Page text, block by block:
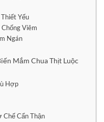
Yếu
Viêm
Ngán
Mắm Chua Thịt Luộc
Hợp
Chế Cẩn Thận